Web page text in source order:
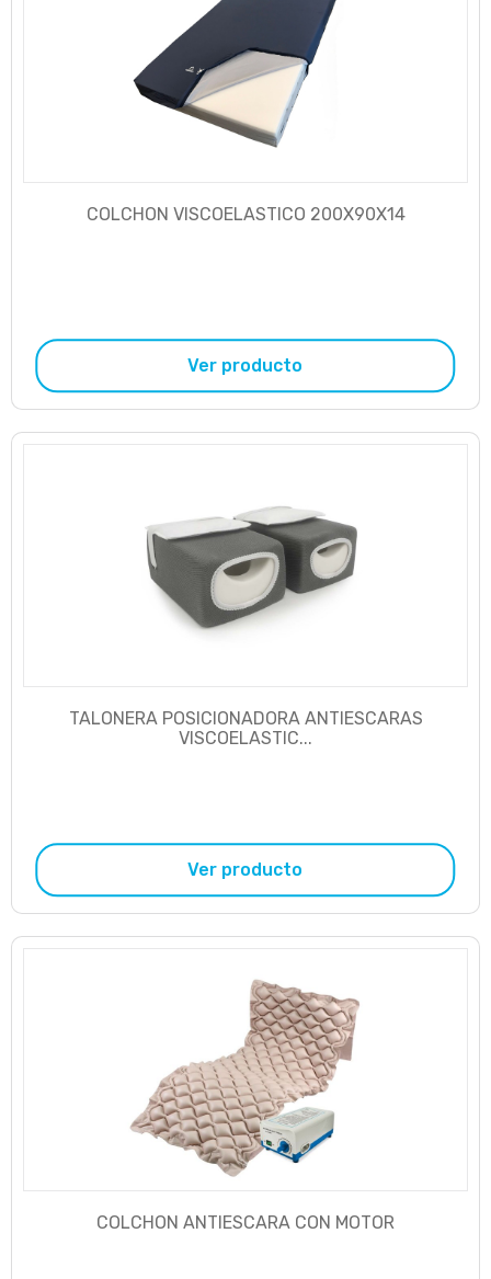
COLCHON VISCOELASTICO 200X90X14
Ver producto
TALONERA POSICIONADORA ANTIESCARAS
VISCOELASTIC...
Ver producto
COLCHON ANTIESCARA CON MOTOR